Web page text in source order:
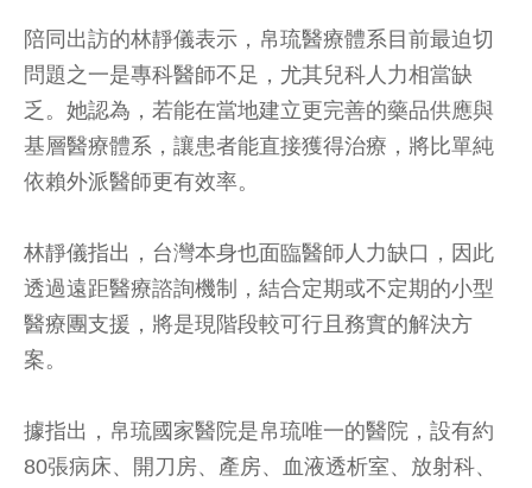
陪同出訪的林靜儀表示，帛琉醫療體系目前最迫切
問題之一是專科醫師不足，尤其兒科人力相當缺
乏。她認為，若能在當地建立更完善的藥品供應與
基層醫療體系，讓患者能直接獲得治療，將比單純
依賴外派醫師更有效率。
林靜儀指出，台灣本身也面臨醫師人力缺口，因此
透過遠距醫療諮詢機制，結合定期或不定期的小型
醫療團支援，將是現階段較可行且務實的解決方
案。
據指出，帛琉國家醫院是帛琉唯一的醫院，設有約
80張病床、開刀房、產房、血液透析室、放射科、